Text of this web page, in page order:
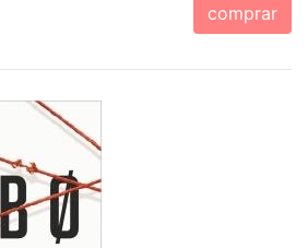
comprar